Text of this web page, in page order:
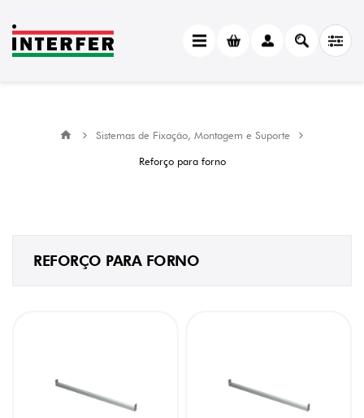
Sistemas de Fixação, Montagem e Suporte
Reforço para forno
REFORÇO PARA FORNO
CATEGORY
mm
(4)